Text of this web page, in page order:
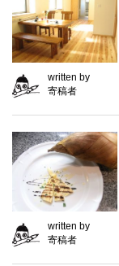
written by
寄稿者
written by
寄稿者